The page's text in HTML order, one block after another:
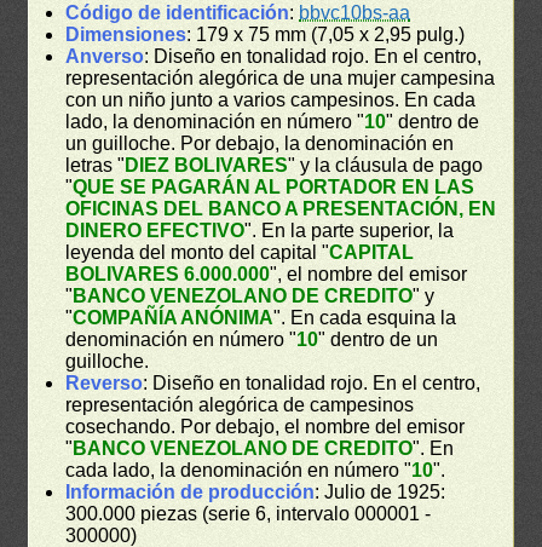
Código de identificación: bbvc10bs-aa
Dimensiones: 179 x 75 mm (7,05 x 2,95 pulg.)
Anverso: Diseño en tonalidad rojo. En el centro,
representación alegórica de una mujer campesina
con un niño junto a varios campesinos. En cada
lado, la denominación en número "10" dentro de
un guilloche. Por debajo, la denominación en
letras " DIEZ BOLIVARES" y la cláusula de pago
"QUE SE PAGARÁN AL PORTADOR EN LAS
OFICINAS DEL BANCO A PRESENTACIÓN, EN
DINERO EFECTIVO". En la parte superior, la
leyenda del monto del capital "CAPITAL
BOLIVARES 6.000.000", el nombre del emisor
" BANCO VENEZOLANO DE CREDITO" y
"COMPAÑÍA ANÓNIMA". En cada esquina la
denominación en número "10" dentro de un
guilloche.
Reverso: Diseño en tonalidad rojo. En el centro,
representación alegórica de campesinos
cosechando. Por debajo, el nombre del emisor
" BANCO VENEZOLANO DE CREDITO". En
cada lado, la denominación en número "10".
Información de producción: Julio de 1925:
300.000 piezas (serie 6, intervalo 000001 -
300000)